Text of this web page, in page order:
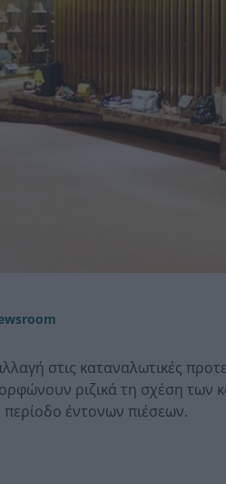
στις καταναλωτικές
ριζικά τη σχέση των
περίοδο έντονων πιέσεων.